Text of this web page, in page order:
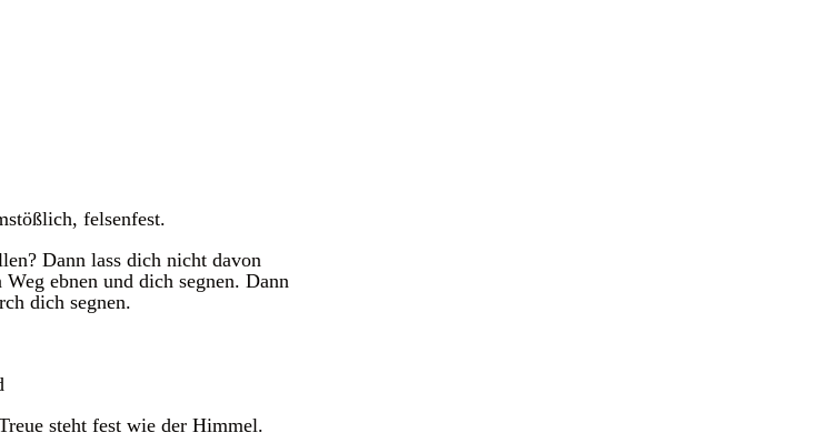
felsenfest.
Dann lass dich nicht davon
ebnen und dich segnen. Dann
dich segnen.
steht fest wie der Himmel.